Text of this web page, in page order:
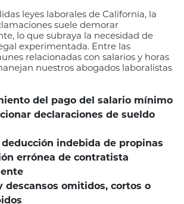
leyes laborales de California, la
suele demorar
lo que subraya la necesidad de
experimentada. Entre las
relacionadas con salarios y horas
nuestros abogados laboralistas
del pago del salario mínimo
declaraciones de sueldo
deducción indebida de propinas
errónea de contratista
descansos omitidos, cortos o